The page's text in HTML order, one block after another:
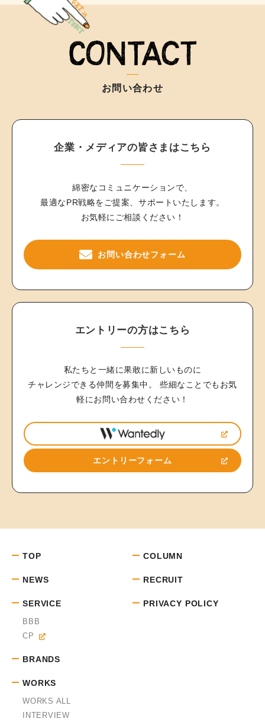
お問い合わせ
企業・メディアの皆さまはこちら
綿密なコミュニケーションで、
最適なPR戦略をご提案、サポートいたします。
お気軽にご相談ください！
お問い合わせフォーム
エントリーの方はこちら
私たちと一緒に果敢に新しいものに
チャレンジできる仲間を募集中。
些細なことでもお気
軽にお問い合わせください！
エントリーフォーム
TOP
NEWS
SERVICE
BBB
CP
BRANDS
WORKS
WORKS ALL
INTERVIEW
COLUMN
RECRUIT
PRIVACY POLICY